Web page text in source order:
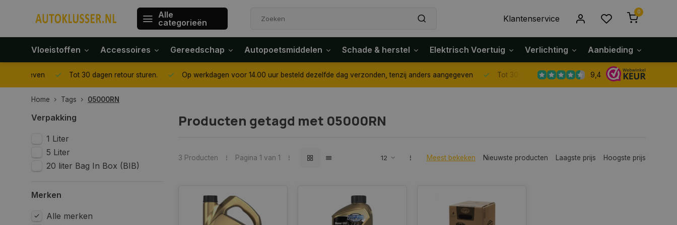
Alle
categorieën
Klantenservice
0
Vloeistoffen Accessoires Gereedschap Autopoetsmiddelen Schade & herstel Elektrisch Voertuig Verlichting Aanbieding
Tot 30 dagen retour sturen. Op werkdagen voor 14.00 uur besteld dezelfde dag verzonden, tenzij anders aangegeven Tot 30 dagen retour sturen. 9,4
Home Tags 05000RN
Verpakking
1 Liter
5 Liter
20 liter Bag In Box (BIB)
Merken
Alle merken
Producten getagd met 05000RN
3 Producten Pagina 1 van 1 Meest bekeken Nieuwste producten Laagste prijs Hoogste prijs